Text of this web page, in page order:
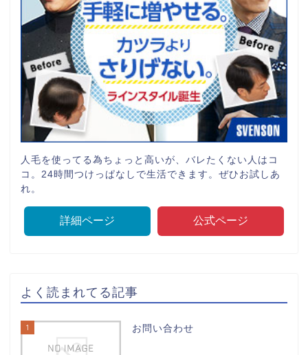
人毛を使ってる為ちょっと高いが、バレたくない人はコ
コ。24時間つけっぱなしで生活できます。ぜひお試しあ
れ。
詳細ページ 公式ページ
よく読まれてる記事
1 お問い合わせ